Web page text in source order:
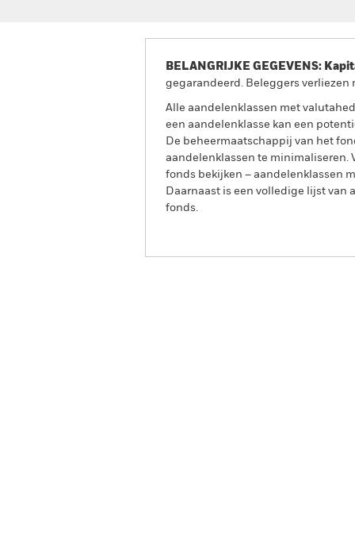
BELANGRIJKE GEGEVENS:
gegarandeerd. Beleggers
Alle aandelenklassen met
een aandelenklasse kan een
De beheermaatschappij van het
aandelenklassen te minimaliseren.
fonds bekijken – aandelenklassen
Daarnaast is een volledige lijst
fonds.